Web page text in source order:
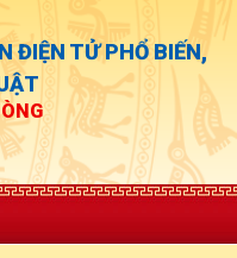
ĐIỆN TỬ PHỔ BIẾN,